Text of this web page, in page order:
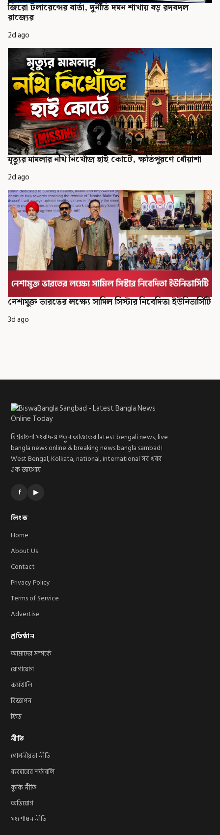
জিরো টলারেন্সের বার্তা, দুর্নীতি দমন শাখায় বড় রদবদল
রাজ্যের
2d ago
মৃত্যুর মামলার নথি নিখোঁজ হাই কোর্টে, ক্ষতিপূরণে ধোঁয়াশা
2d ago
নেশামুক্ত ভারতের লক্ষ্যে সামিল সিস্টার নিবেদিতা ইউনিভার্সিটি
3d ago
বিশ্ববাংলা সংবাদ-এ পড়ুন আজকের latest bengali news, live
bangla news online & breaking news bangla sambad।
West Bengal, Kolkata, national, international সব খবর
এক জায়গায়।
f ▶
লিংক
Home
About Us
Contact
Privacy Policy
Terms of Service
Advertise
প্রতিষ্ঠান
আমাদের সম্পর্কে
যোগাযোগ
কর্মখালি
বিজ্ঞাপন
ফিড
নীতি
গোপনীয়তা নীতি
ব্যবহারের শর্তাবলি
কুকি নীতি
অভিযোগ
সংশোধন নীতি